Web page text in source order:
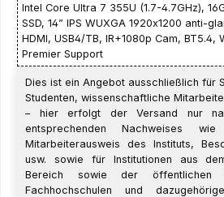
Intel Core Ultra 7 355U (1.7-4.7GHz),
SSD, 14” IPS WUXGA 1920x1200 anti-
HDMI, USB4/TB, IR+1080p Cam, BT5.4,
Premier Support
Dies ist ein Angebot ausschließlich für
Studenten, wissenschaftliche
– hier erfolgt der Versand nur
entsprechenden Nachweises wie
Mitarbeiterausweis des Instituts,
usw. sowie für Institutionen aus
Bereich sowie der öffentlichen
Fachhochschulen und